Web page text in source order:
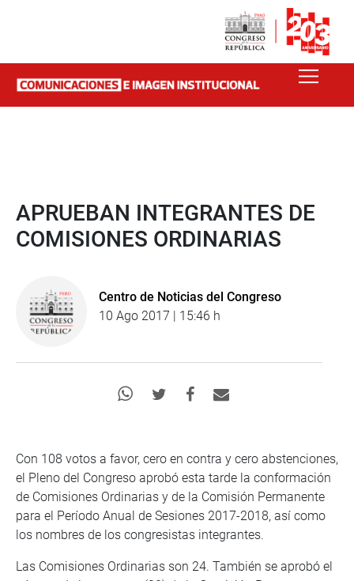
APRUEBAN INTEGRANTES DE
COMISIONES ORDINARIAS
Centro de Noticias del Congreso
10 Ago 2017 | 15:46 h
Con 108 votos a favor, cero en contra y cero abstenciones,
el Pleno del Congreso aprobó esta tarde la conformación
de Comisiones Ordinarias y de la Comisión Permanente
para el Período Anual de Sesiones 2017-2018, así como
los nombres de los congresistas integrantes.
Las Comisiones Ordinarias son 24. También se aprobó el